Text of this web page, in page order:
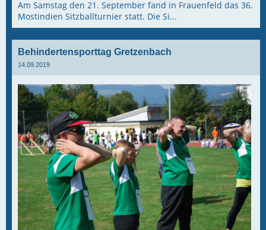
Am Samstag den 21. September fand in Frauenfeld das 36.
Mostindien Sitzballturnier statt. Die Si...
Behindertensporttag Gretzenbach
14.09.2019